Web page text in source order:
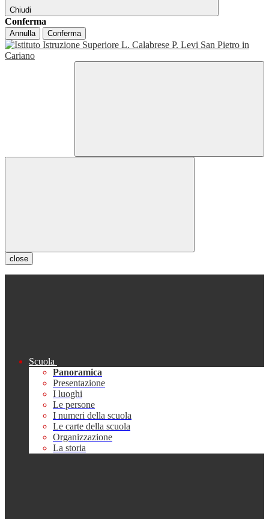
Chiudi
Conferma
Annulla Conferma
close
Scuola
Panoramica
Presentazione
I luoghi
Le persone
I numeri della scuola
Le carte della scuola
Organizzazione
La storia